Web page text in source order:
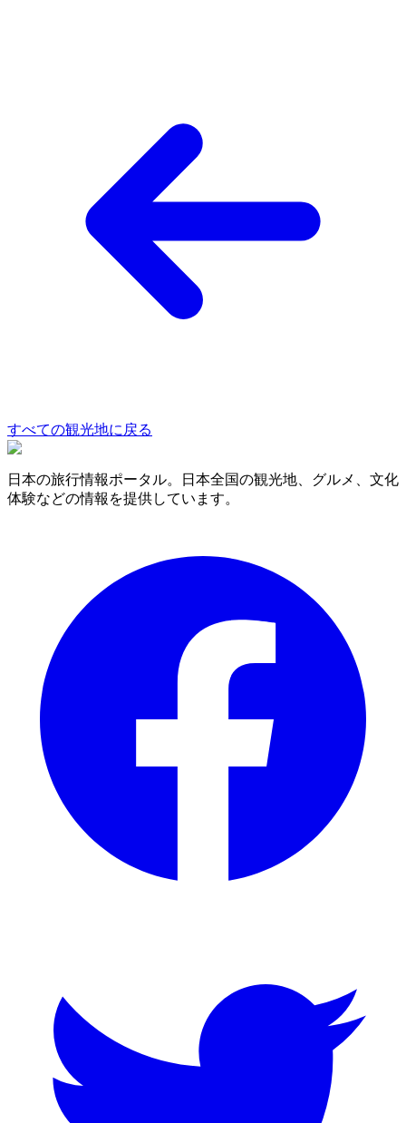
すべての観光地に戻る
日本の旅行情報ポータル。日本全国の観光地、グルメ、文化
体験などの情報を提供しています。